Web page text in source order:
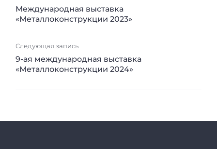
Международная выставка
«Металлоконструкции 2023»
Следующая запись
9-ая международная выставка
«Металлоконструкции 2024»